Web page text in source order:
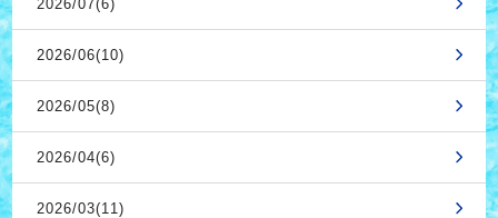
2026/07(6)
2026/06(10)
2026/05(8)
2026/04(6)
2026/03(11)